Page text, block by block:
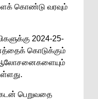
கொண்டு வரவும்
2024-25-
கொடுக்கும்
ஆலோசனைகளையும்
கடன் பெறுவதை